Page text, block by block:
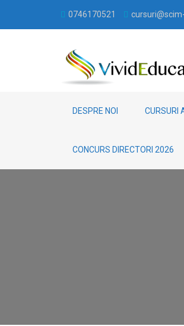
0746170521
DESPRE NOI CURSURI
CONCURS DIRECTORI 2026